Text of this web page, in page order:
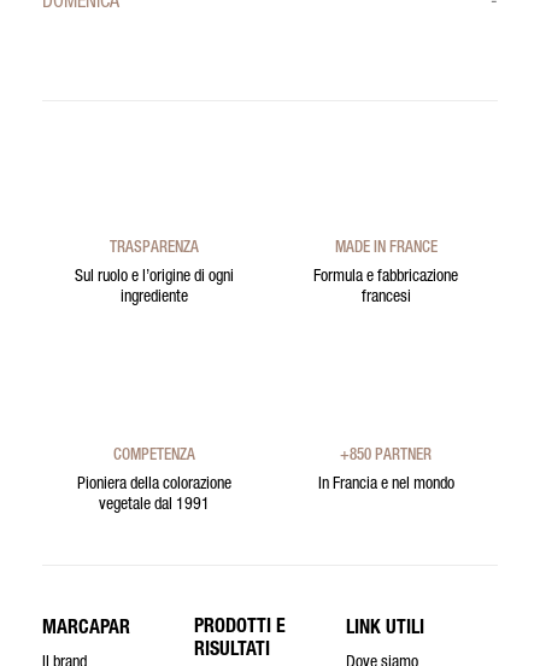
TRASPARENZA
Sul ruolo e l’origine di ogni
ingrediente
MADE IN FRANCE
Formula e fabbricazione
francesi
COMPETENZA
Pioniera della colorazione
vegetale dal 1991
+850 PARTNER
In Francia e nel mondo
MARCAPAR
PRODOTTI E
RISULTATI
LINK UTILI